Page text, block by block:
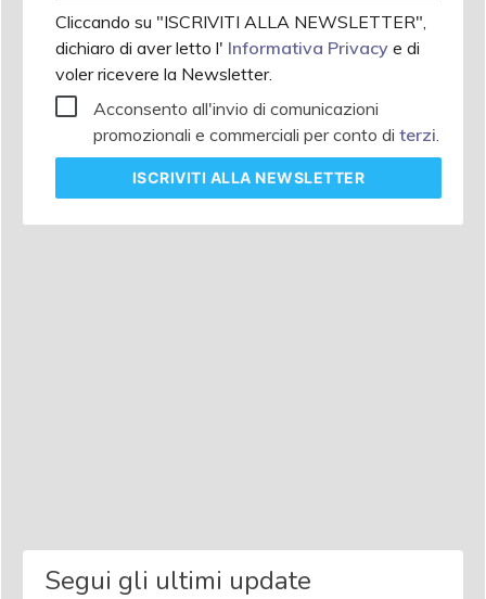
Cliccando su "ISCRIVITI ALLA NEWSLETTER",
dichiaro di aver letto l' Informativa Privacy e di
voler ricevere la Newsletter.
Acconsento all'invio di comunicazioni
promozionali e commerciali per conto di terzi
ISCRIVITI ALLA NEWSLETTER
Segui gli ultimi update